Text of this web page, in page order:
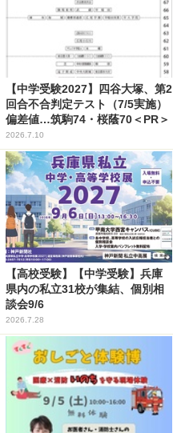
【中学受験2027】四谷大塚、第2
回合不合判定テスト（7/5実施）
偏差値…筑駒74・桜蔭70＜PR＞
2026.7.10
【高校受験】【中学受験】兵庫
県内の私立31校が集結、個別相
談会9/6
2026.7.28